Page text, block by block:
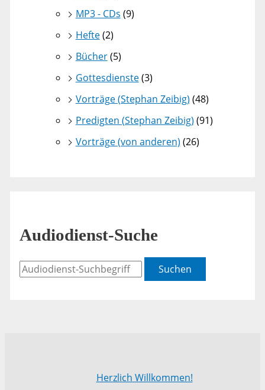
MP3 - CDs (9)
Hefte(2)
Bücher(5)
Gottesdienste(3)
Vorträge (Stephan Zeibig) (48)
Predigten (Stephan Zeibig) (91)
Vorträge (von anderen) (26)
Audiodienst-Suche
Suchen
Herzlich Willkommen!